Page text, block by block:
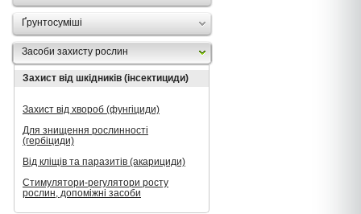
Ґрунтосуміші
Засоби захисту рослин
Захист від шкідників (інсектициди)
Захист від хвороб (фунгіциди)
Для знищення рослинності
(гербіциди)
Від кліщів та паразитів (акарициди)
Стимулятори-регулятори росту
рослин, допоміжні засоби